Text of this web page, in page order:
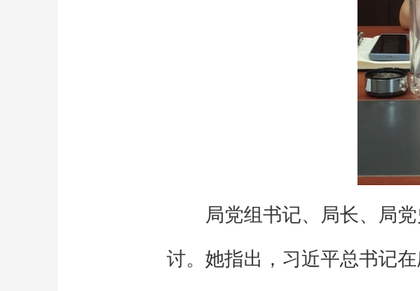
局党组书记、局长、局
讨。她指出，习近平总书记